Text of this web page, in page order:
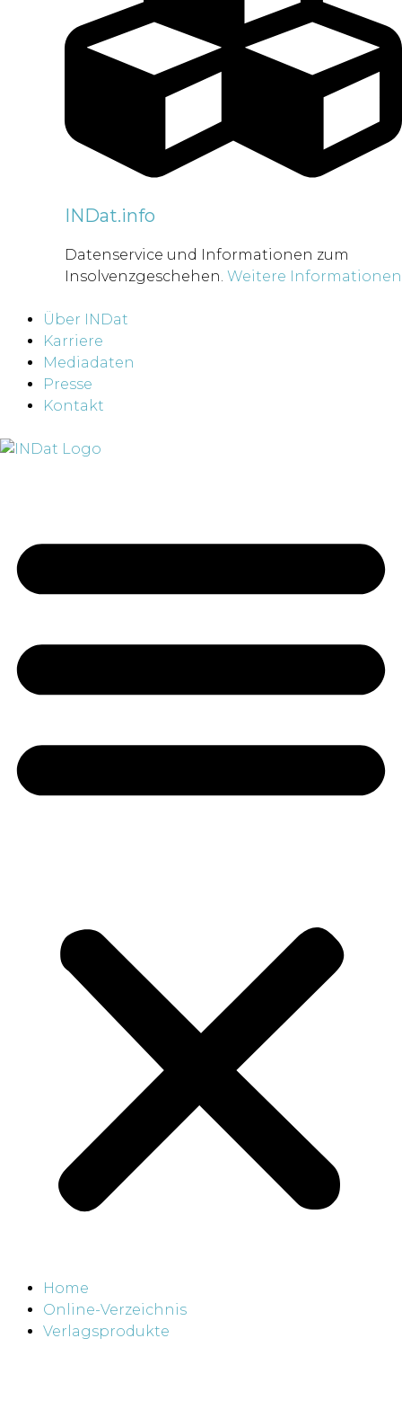
INDat.info
Datenservice und Informationen zum
Insolvenzgeschehen. Weitere Informationen
Über INDat
Karriere
Mediadaten
Presse
Kontakt
Home
Online-Verzeichnis
Verlagsprodukte